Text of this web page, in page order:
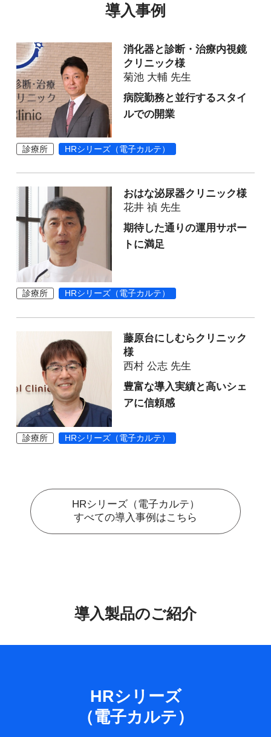
導入事例
消化器と診断・治療内視鏡
クリニック様
菊池 大輔 先生
病院勤務と並行するスタイ
ルでの開業
診療所 HRシリーズ（電子カルテ）
おはな泌尿器クリニック様
花井 禎 先生
期待した通りの運用サポー
トに満足
診療所 HRシリーズ（電子カルテ）
藤原台にしむらクリニック
様
西村 公志 先生
豊富な導入実績と高いシェ
アに信頼感
診療所 HRシリーズ（電子カルテ）
HRシリーズ（電子カルテ）
すべての導入事例はこちら
導入製品のご紹介
HRシリーズ
（電子カルテ）